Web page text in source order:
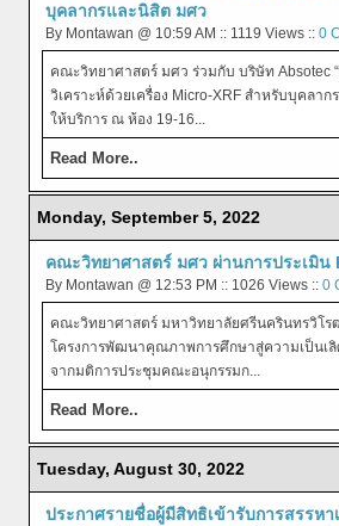
บุคลากรและนิสิต มศว
By Montawan @ 10:59 AM :: 1119 Views :: 0
คณะวิทยาศาสตร์ มศว ร่วมกับ บริษัท Absotec
วิเคราะห์ด้วยเครื่อง Micro-XRF สำหรับบุคลาก
ให้บริการ ณ ห้อง 19-16...
Read More..
Monday, September 5, 2022
คณะวิทยาศาสตร์ มศว ผ่านการประเมิน
By Montawan @ 12:53 PM :: 1026 Views :: 0
คณะวิทยาศาสตร์ มหาวิทยาลัยศรีนครินทรวิโร
โครงการพัฒนาคุณภาพการศึกษาสู่ความเป็นเลิ
จากมติการประชุมคณะอนุกรรมก...
Read More..
Tuesday, August 30, 2022
ประกาศรายชื่อผู้มีสิทธิเข้ารับการสรรห